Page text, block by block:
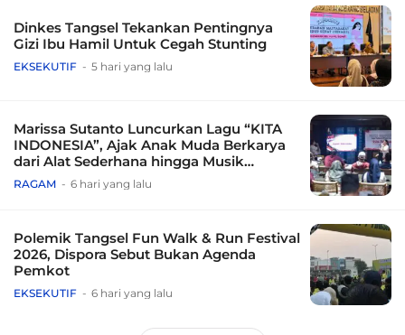
Dinkes Tangsel Tekankan Pentingnya
Gizi Ibu Hamil Untuk Cegah Stunting
EKSEKUTIF 5 hari yang lalu
Marissa Sutanto Luncurkan Lagu “KITA
INDONESIA”, Ajak Anak Muda Berkarya
dari Alat Sederhana hingga Musik
Tradisional
RAGAM 6 hari yang lalu
Polemik Tangsel Fun Walk & Run Festival
2026, Dispora Sebut Bukan Agenda
Pemkot
EKSEKUTIF 6 hari yang lalu